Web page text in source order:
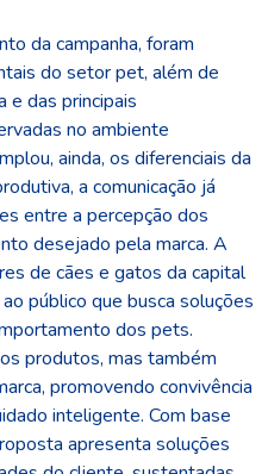
da campanha, foram
do setor pet, além de
e das principais
no ambiente
ainda, os diferenciais da
a comunicação já
entre a percepção dos
desejado pela marca. A
de cães e gatos da capital
público que busca soluções
dos pets.
produtos, mas também
promovendo convivência
inteligente. Com base
apresenta soluções